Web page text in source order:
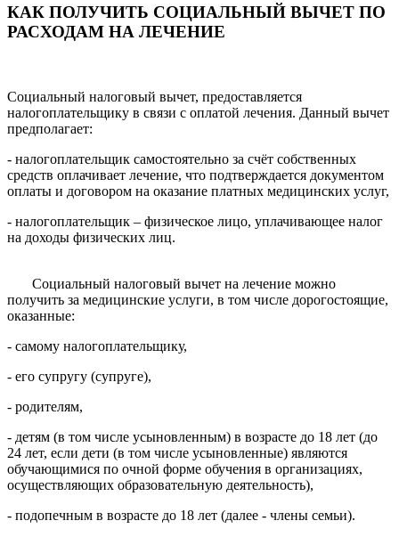
КАК ПОЛУЧИТЬ СОЦИАЛЬНЫЙ ВЫЧЕТ ПО
РАСХОДАМ НА ЛЕЧЕНИЕ
Социальный налоговый вычет, предоставляется
налогоплательщику в связи с оплатой лечения. Данный вычет
предполагает:
- налогоплательщик самостоятельно за счёт собственных
средств оплачивает лечение, что подтверждается документом
оплаты и договором на оказание платных медицинских услуг,
- налогоплательщик – физическое лицо, уплачивающее налог
на доходы физических лиц.
Социальный налоговый вычет на лечение можно
получить за медицинские услуги, в том числе дорогостоящие,
оказанные:
- самому налогоплательщику,
- его супругу (супруге),
- родителям,
- детям (в том числе усыновленным) в возрасте до 18 лет (до
24 лет, если дети (в том числе усыновленные) являются
обучающимися по очной форме обучения в организациях,
осуществляющих образовательную деятельность),
- подопечным в возрасте до 18 лет (далее - члены семьи).